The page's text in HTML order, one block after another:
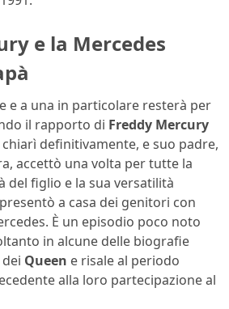
e la Mercedes
e a una in particolare resterà per
il rapporto di Freddy Mercury
definitivamente, e suo padre,
accettò una volta per tutte la
del figlio e la sua versatilità
a casa dei genitori con
È un episodio poco noto
in alcune delle biografie
Queen e risale al periodo
alla loro partecipazione al